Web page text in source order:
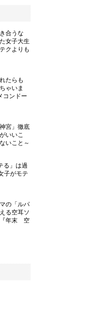
合うな
女子大生
クよりも
たらも
ゃいま
コンドー
宮」徹底
いいこ
いこと～
る」は過
子がモテ
の「ルパ
る空耳ソ
『年末 空